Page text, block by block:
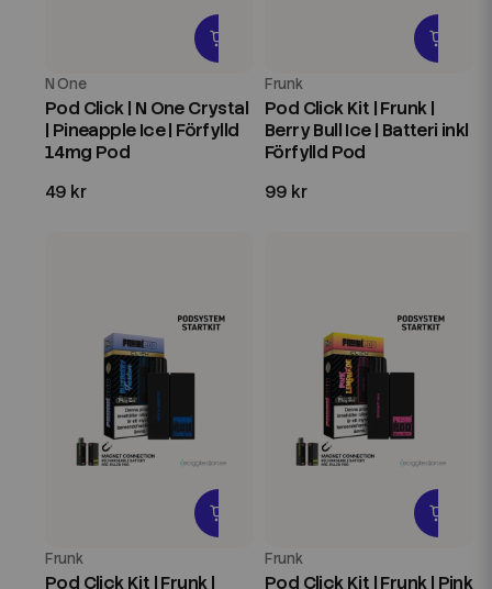
N One
Pod Click | N One Crystal
| Pineapple Ice | Förfylld
14mg Pod
49 kr
Frunk
Pod Click Kit | Frunk |
Berry Bull Ice | Batteri inkl
Förfylld Pod
99 kr
Frunk
Pod Click Kit | Frunk |
Frunk
Pod Click Kit | Frunk | Pink